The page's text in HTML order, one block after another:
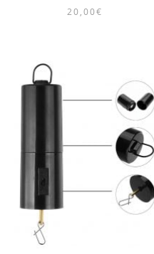
20,00€